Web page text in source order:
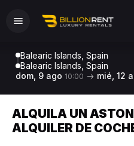
Balearic Islands, Spain
Balearic Islands, Spain
dom, 9 ago 10:00 mié, 12
ALQUILA UN
ALQUILER DE